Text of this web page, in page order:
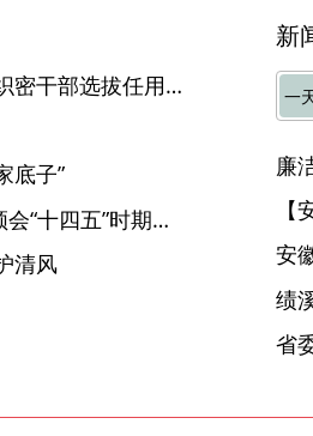
和县：严把党风廉政意见回复关 织密干部选拔任用“防护网”
底子”
【中国纪检监察报评论员】深刻领会“十四五”时期重大成就 更加坚定拥护“两个确立”、坚决做到“两个维护”
清风
新
一
廉
安
省